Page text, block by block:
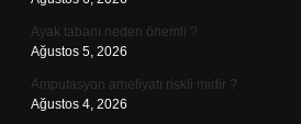
Ayak tabanı neden önemli ?
Ağustos 5, 2026
Amputasyon ameliyatı riskli midir ?
Ağustos 4, 2026